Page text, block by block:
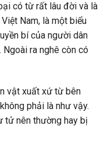
có từ rất lâu đời và là
Nam, là một biểu
bí của người dân
ra nghê còn có
vật xuất xứ từ bên
phải là như vậy.
tử nên thường hay bị